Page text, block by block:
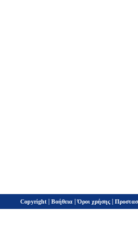
Copyright | Βοήθεια |Όροι χρήσης |